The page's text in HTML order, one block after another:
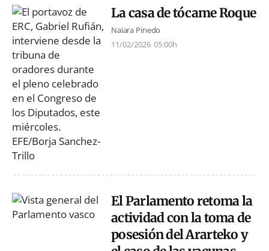
La casa de tócame Roque
Naiara Pinedo
11/02/2026 05:00h
El Parlamento retoma la
actividad con la toma de
posesión del Ararteko y